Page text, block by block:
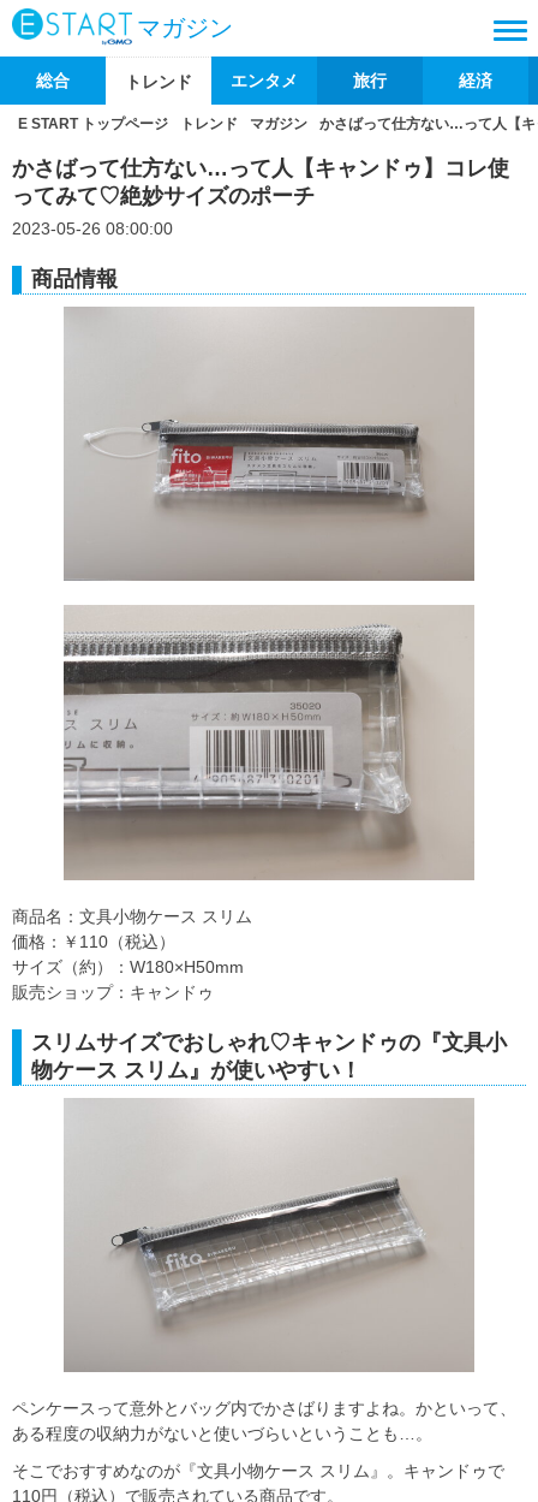
マガジン
総合 トレンド エンタメ 旅行 経済
E START トップページ トレンド マガジン かさばって仕方ない…って人【
かさばって仕方ない…って人【キャンドゥ】コレ使
ってみて♡絶妙サイズのポーチ
2023-05-26 08:00:00
商品情報
商品名：文具小物ケース スリム
価格：￥110（税込）
サイズ（約）：W180×H50mm
販売ショップ：キャンドゥ
スリムサイズでおしゃれ♡キャンドゥの『文具小
物ケース スリム』が使いやすい！
ペンケースって意外とバッグ内でかさばりますよね。かといって、
ある程度の収納力がないと使いづらいということも…。
そこでおすすめなのが『文具小物ケース スリム』。キャンドゥで
110円（税込）で販売されている商品です。